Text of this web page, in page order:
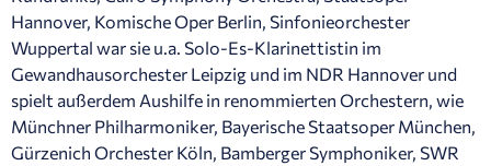
Hannover, Komische Oper Berlin, Sinfonieorchester
Wuppertal war sie u.a. Solo-Es-Klarinettistin im
Gewandhausorchester Leipzig und im NDR Hannover und
spielt außerdem Aushilfe in renommierten Orchestern, wie
Münchner Philharmoniker, Bayerische Staatsoper München,
Gürzenich Orchester Köln, Bamberger Symphoniker, SWR